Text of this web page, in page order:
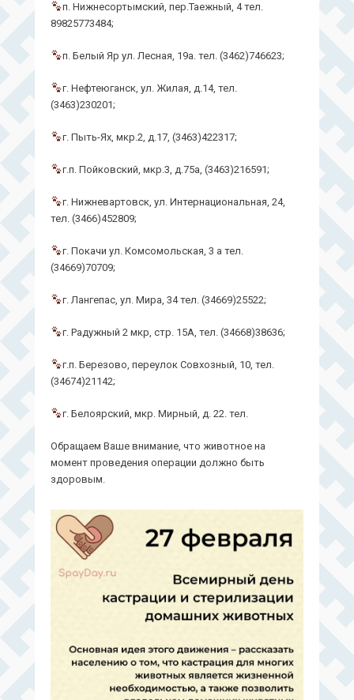
п. Нижнесортымский, пер.Таежный, 4 тел.
89825773484;
п. Белый Яр ул. Лесная, 19а. тел. (3462)746623;
г. Нефтеюганск, ул. Жилая, д.14, тел.
(3463)230201;
г. Пыть-Ях, мкр.2, д.17, (3463)422317;
г.п. Пойковский, мкр.3, д.75а, (3463)216591;
г. Нижневартовск, ул. Интернациональная, 24,
тел. (3466)452809;
г. Покачи ул. Комсомольская, 3 а тел.
(34669)70709;
г. Лангепас, ул. Мира, 34 тел. (34669)25522;
г. Радужный 2 мкр, стр. 15А, тел. (34668)38636;
г.п. Березово, переулок Совхозный, 10, тел.
(34674)21142;
г. Белоярский, мкр. Мирный, д. 22. тел.
Обращаем Ваше внимание, что животное на
момент проведения операции должно быть
здоровым.